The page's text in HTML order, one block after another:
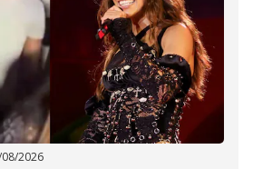
2026